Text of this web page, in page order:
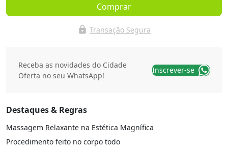
Comprar
lock Transação Segura
Receba as novidades do Cidade
Oferta no seu WhatsApp!
Inscrever-se
Destaques & Regras
Massagem Relaxante na Estética Magnífica
Procedimento feito no corpo todo